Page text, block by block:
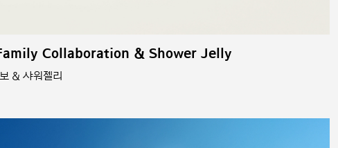
Collaboration & Shower Jelly
& 샤워젤리